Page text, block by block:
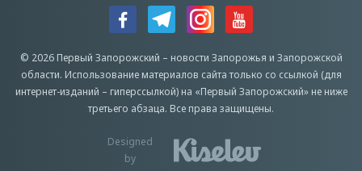
© 2026 Первый Запорожский – новости Запорожья и Запорожской
области. Использование материалов сайта только со ссылкой (для
интернет-изданий – гиперссылкой) на «Первый Запорожский» не ниже
третьего абзаца. Все права защищены.
Designed
by